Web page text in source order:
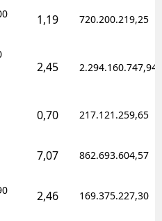
Batman
Bartın
Yalova
1,19 720.200.219,25
2,45 2.294.160.747,94
0,70 217.121.259,65
7,07 862.693.604,57
2,46 169.375.227,30